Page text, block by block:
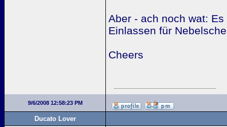
Aber - ach noch wat:
Einlassen für
Cheers
9/6/2008 12:58:23 PM
Ducato Lover